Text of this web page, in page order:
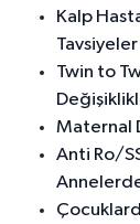
Kalp
Tavsiyeler
Twin to
Maternal
Anti Ro/